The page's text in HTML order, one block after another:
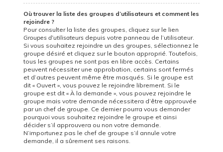
Où trouver la liste des groupes d’utilisateurs et comment les
rejoindre ?
Pour consulter la liste des groupes, cliquez sur le lien
Groupes d’utilisateurs depuis votre panneau de l’utilisateur.
Si vous souhaitez rejoindre un des groupes, sélectionnez le
groupe désiré et cliquez sur le bouton approprié. Toutefois,
tous les groupes ne sont pas en libre accès. Certains
peuvent nécessiter une approbation, certains sont fermés
et d’autres peuvent même être masqués. Si le groupe est
dit « Ouvert », vous pouvez le rejoindre librement. Si le
groupe est dit « À la demande », vous pouvez rejoindre le
groupe mais votre demande nécessitera d’être approuvée
par un chef de groupe. Ce dernier pourra vous demander
pourquoi vous souhaitez rejoindre le groupe et ainsi
décider s’il approuvera ou non votre demande.
N’importunez pas le chef de groupe s’il annule votre
demande, il a sûrement ses raisons.